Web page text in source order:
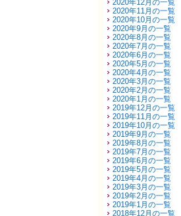
2020年12月の一覧
2020年11月の一覧
2020年10月の一覧
2020年9月の一覧
2020年8月の一覧
2020年7月の一覧
2020年6月の一覧
2020年5月の一覧
2020年4月の一覧
2020年3月の一覧
2020年2月の一覧
2020年1月の一覧
2019年12月の一覧
2019年11月の一覧
2019年10月の一覧
2019年9月の一覧
2019年8月の一覧
2019年7月の一覧
2019年6月の一覧
2019年5月の一覧
2019年4月の一覧
2019年3月の一覧
2019年2月の一覧
2019年1月の一覧
2018年12月の一覧